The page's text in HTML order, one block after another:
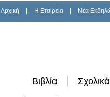
Αρχική H Εταιρεία Νέα
Βιβλία Σχολικά